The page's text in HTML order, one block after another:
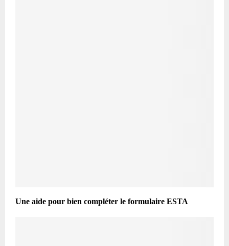
Une aide pour bien compléter le formulaire ESTA